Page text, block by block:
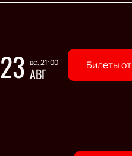
23 вс, 21:00
АВГ Билеты от